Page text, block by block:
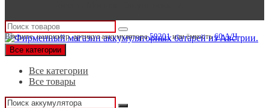
Введите, например, артикул аккумулятора59201или ёмкость60 А/Ч
Все категории
Все категории
Все товары